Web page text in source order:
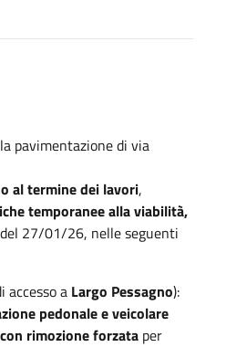
pavimentazione di via
al termine dei lavori,
temporanee alla viabilità,
27/01/26, nelle seguenti
accesso a Largo Pessagno):
pedonale e veicolare
rimozione forzata per